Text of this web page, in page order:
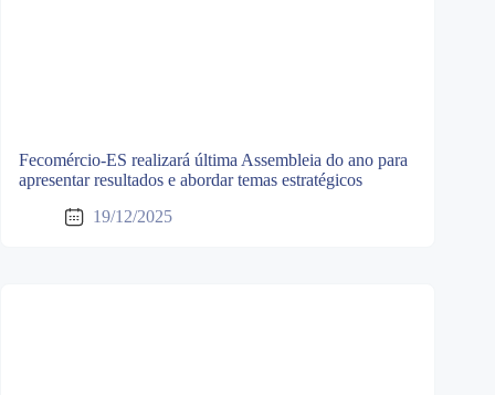
Fecomércio-ES realizará última Assembleia do ano para
apresentar resultados e abordar temas estratégicos
19/12/2025